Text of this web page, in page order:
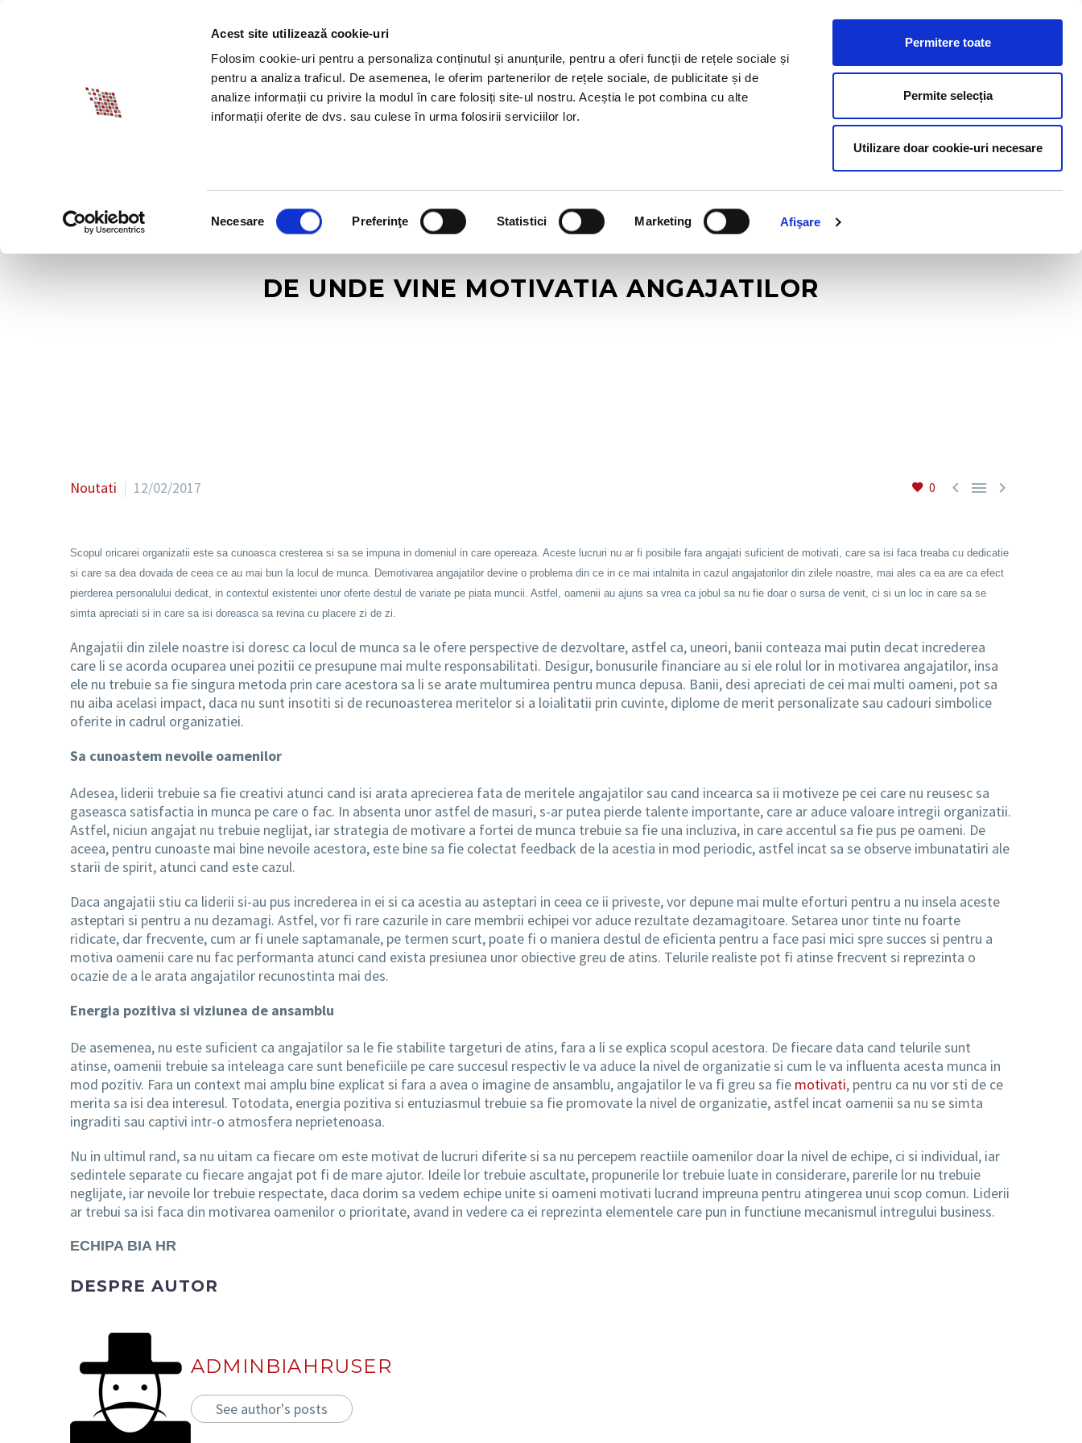
Acest site utilizează cookie-uri
Folosim cookie-uri pentru a personaliza conținutul și anunțurile, pentru a oferi funcții de rețele sociale și
pentru a analiza traficul. De asemenea, le oferim partenerilor de rețele sociale, de publicitate și de
analize informații cu privire la modul în care folosiți site-ul nostru. Aceștia le pot combina cu alte
informații oferite de dvs. sau culese în urma folosirii serviciilor lor.
consimțământului
Necesare Preferinţe Statistici Marketing Afişare
Permitere toate
Permite selecția
Utilizare doar cookie-uri necesare
DESPRE BIA PROMOTII HR CONTACT
DE UNDE VINE MOTIVATIA ANGAJATILOR
0   
Noutati 12/02/2017
Scopul oricarei organizatii este sa cunoasca cresterea si sa se impuna in domeniul in care opereaza. Aceste lucruri nu ar fi posibile fara angajati suficient de motivati, care sa isi faca treaba cu dedicatie
si care sa dea dovada de ceea ce au mai bun la locul de munca. Demotivarea angajatilor devine o problema din ce in ce mai intalnita in cazul angajatorilor din zilele noastre, mai ales ca ea are ca efect
pierderea personalului dedicat, in contextul existentei unor oferte destul de variate pe piata muncii. Astfel, oamenii au ajuns sa vrea ca jobul sa nu fie doar o sursa de venit, ci si un loc in care sa se
simta apreciati si in care sa isi doreasca sa revina cu placere zi de zi.
Angajatii din zilele noastre isi doresc ca locul de munca sa le ofere perspective de dezvoltare, astfel ca, uneori, banii conteaza mai putin decat increderea
care li se acorda ocuparea unei pozitii ce presupune mai multe responsabilitati. Desigur, bonusurile financiare au si ele rolul lor in motivarea angajatilor, insa
ele nu trebuie sa fie singura metoda prin care acestora sa li se arate multumirea pentru munca depusa. Banii, desi apreciati de cei mai multi oameni, pot sa
nu aiba acelasi impact, daca nu sunt insotiti si de recunoasterea meritelor si a loialitatii prin cuvinte, diplome de merit personalizate sau cadouri simbolice
oferite in cadrul organizatiei.
Sa cunoastem nevoile oamenilor
Adesea, liderii trebuie sa fie creativi atunci cand isi arata aprecierea fata de meritele angajatilor sau cand incearca sa ii motiveze pe cei care nu reusesc sa
gaseasca satisfactia in munca pe care o fac. In absenta unor astfel de masuri, s-ar putea pierde talente importante, care ar aduce valoare intregii organizatii.
Astfel, niciun angajat nu trebuie neglijat, iar strategia de motivare a fortei de munca trebuie sa fie una incluziva, in care accentul sa fie pus pe oameni. De
aceea, pentru cunoaste mai bine nevoile acestora, este bine sa fie colectat feedback de la acestia in mod periodic, astfel incat sa se observe imbunatatiri ale
starii de spirit, atunci cand este cazul.
Daca angajatii stiu ca liderii si-au pus increderea in ei si ca acestia au asteptari in ceea ce ii priveste, vor depune mai multe eforturi pentru a nu insela aceste
asteptari si pentru a nu dezamagi. Astfel, vor fi rare cazurile in care membrii echipei vor aduce rezultate dezamagitoare. Setarea unor tinte nu foarte
ridicate, dar frecvente, cum ar fi unele saptamanale, pe termen scurt, poate fi o maniera destul de eficienta pentru a face pasi mici spre succes si pentru a
motiva oamenii care nu fac performanta atunci cand exista presiunea unor obiective greu de atins. Telurile realiste pot fi atinse frecvent si reprezinta o
ocazie de a le arata angajatilor recunostinta mai des.
Energia pozitiva si viziunea de ansamblu
De asemenea, nu este suficient ca angajatilor sa le fie stabilite targeturi de atins, fara a li se explica scopul acestora. De fiecare data cand telurile sunt
atinse, oamenii trebuie sa inteleaga care sunt beneficiile pe care succesul respectiv le va aduce la nivel de organizatie si cum le va influenta acesta munca in
mod pozitiv. Fara un context mai amplu bine explicat si fara a avea o imagine de ansamblu, angajatilor le va fi greu sa fie motivati, pentru ca nu vor sti de ce
merita sa isi dea interesul. Totodata, energia pozitiva si entuziasmul trebuie sa fie promovate la nivel de organizatie, astfel incat oamenii sa nu se simta
ingraditi sau captivi intr-o atmosfera neprietenoasa.
Nu in ultimul rand, sa nu uitam ca fiecare om este motivat de lucruri diferite si sa nu percepem reactiile oamenilor doar la nivel de echipe, ci si individual, iar
sedintele separate cu fiecare angajat pot fi de mare ajutor. Ideile lor trebuie ascultate, propunerile lor trebuie luate in considerare, parerile lor nu trebuie
neglijate, iar nevoile lor trebuie respectate, daca dorim sa vedem echipe unite si oameni motivati lucrand impreuna pentru atingerea unui scop comun. Liderii
ar trebui sa isi faca din motivarea oamenilor o prioritate, avand in vedere ca ei reprezinta elementele care pun in functiune mecanismul intregului business.
ECHIPA BIA HR
DESPRE AUTOR
ADMINBIAHRUSER
See author's posts